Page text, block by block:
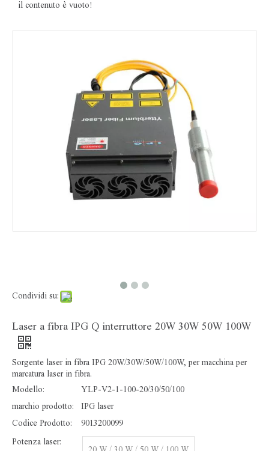
il contenuto è vuoto!
Condividi su:
Laser a fibra IPG Q interruttore 20W 30W 50W 100W
Sorgente laser in fibra IPG 20W/30W/50W/100W, per macchina per
marcatura laser in fibra.
Modello:
YLP-V2-1-100-20/30/50/100
marchio prodotto:
IPG laser
Codice Prodotto:
9013200099
Potenza laser: